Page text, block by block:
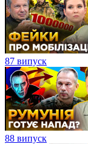
87 випуск
88 випуск